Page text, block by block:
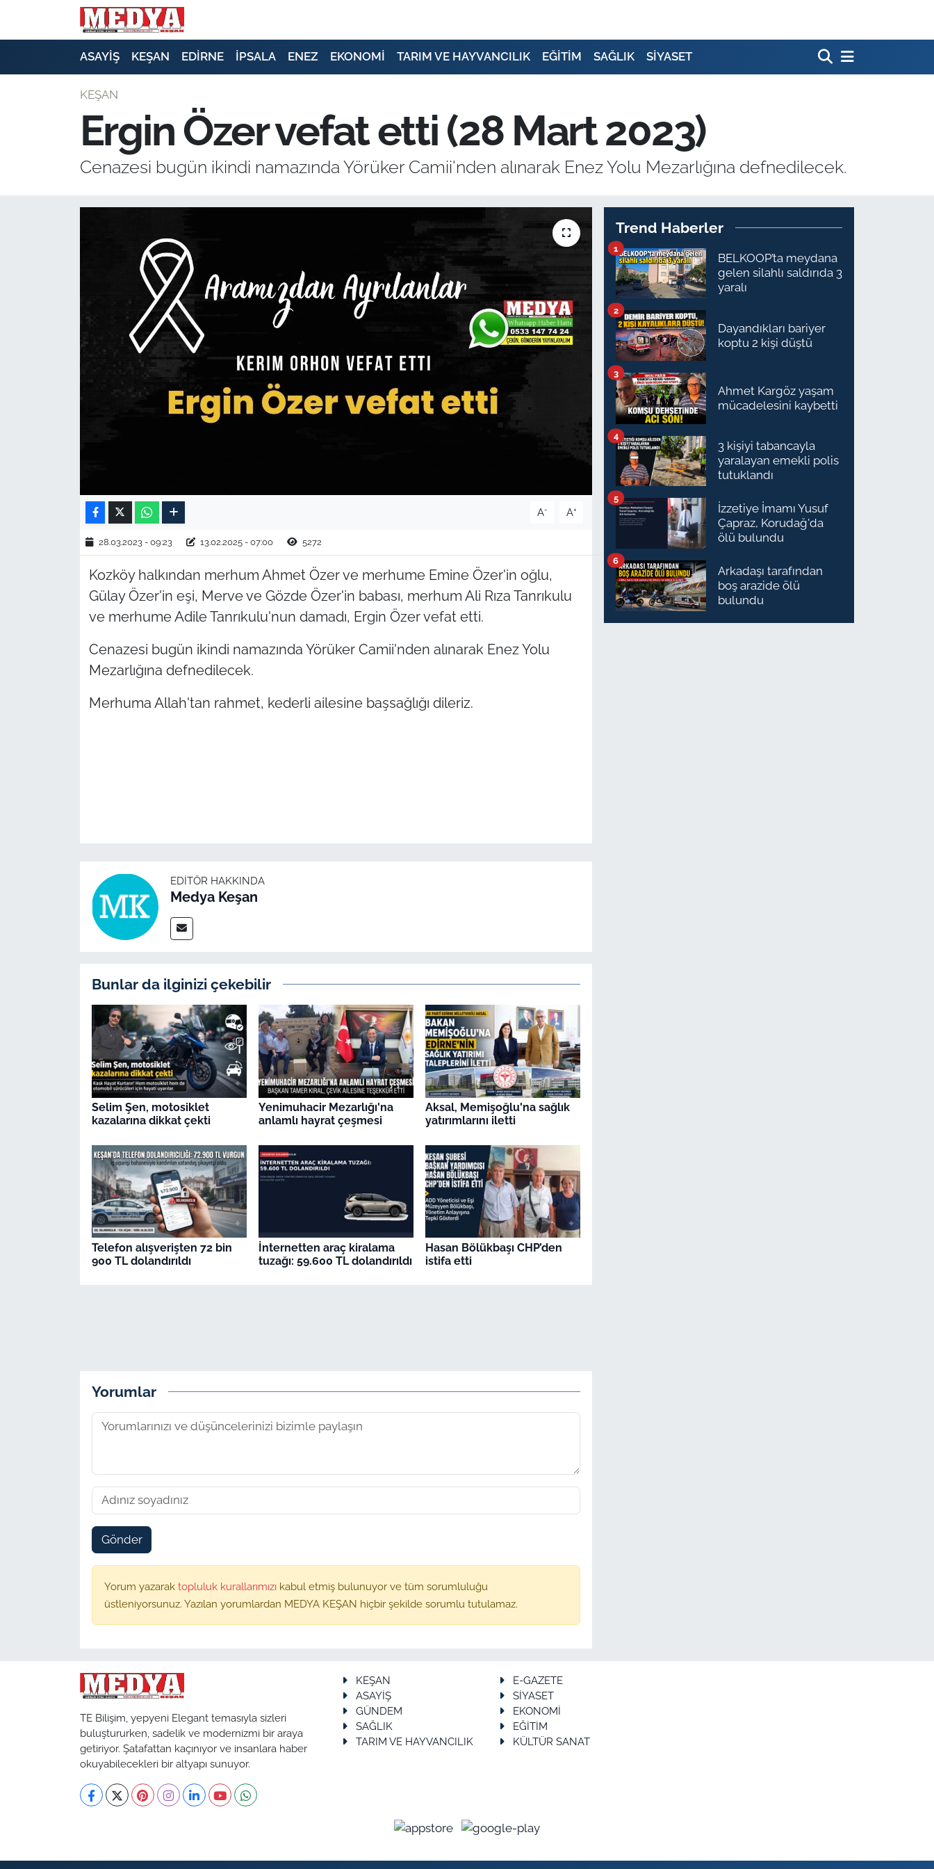
ASAYİŞ KEŞAN EDİRNE İPSALA ENEZ EKONOMİ TARIM VE HAYVANCILIK EĞİTİM SAĞLIK SİYASET
KEŞAN
Ergin Özer vefat etti (28 Mart 2023)
Cenazesi bugün ikindi namazında Yörüker Camii'nden alınarak Enez Yolu Mezarlığına defnedilecek.
A- A+
28.03.2023 - 09:23 13.02.2025 - 07:00 5272
Kozköy halkından merhum Ahmet Özer ve merhume Emine Özer'in oğlu,
Gülay Özer'in eşi, Merve ve Gözde Özer'in babası, merhum Ali Rıza Tanrıkulu
ve merhume Adile Tanrıkulu'nun damadı, Ergin Özer vefat etti.
Cenazesi bugün ikindi namazında Yörüker Camii'nden alınarak Enez Yolu
Mezarlığına defnedilecek.
Merhuma Allah'tan rahmet, kederli ailesine başsağlığı dileriz.
EDITÖR HAKKINDA
Medya Keşan
Bunlar da ilginizi çekebilir
Selim Şen, motosiklet
kazalarına dikkat çekti
Yenimuhacir Mezarlığı'na
anlamlı hayrat çeşmesi
Aksal, Memişoğlu'na sağlık
yatırımlarını iletti
Telefon alışverişten 72 bin
900 TL dolandırıldı
İnternetten araç kiralama
tuzağı: 59.600 TL dolandırıldı
Hasan Bölükbaşı CHP’den
istifa etti
Yorumlar
Gönder
Yorum yazarak topluluk kurallarımızı kabul etmiş bulunuyor ve tüm sorumluluğu
üstleniyorsunuz. Yazılan yorumlardan MEDYA KEŞAN hiçbir şekilde sorumlu tutulamaz.
Trend Haberler
BELKOOP’ta meydana
gelen silahlı saldırıda 3
yaralı
1
Dayandıkları bariyer
koptu 2 kişi düştü
2
Ahmet Kargöz yaşam
mücadelesini kaybetti
3
3 kişiyi tabancayla
yaralayan emekli polis
tutuklandı
4
İzzetiye İmamı Yusuf
Çapraz, Korudağ'da
ölü bulundu
5
Arkadaşı tarafından
boş arazide ölü
bulundu
6
TE Bilişim, yepyeni Elegant temasıyla sizleri
buluştururken, sadelik ve modernizmi bir araya
getiriyor. Şatafattan kaçınıyor ve insanlara haber
okuyabilecekleri bir altyapı sunuyor.
KEŞAN
E-GAZETE
ASAYİŞ
SİYASET
GÜNDEM
EKONOMİ
SAĞLIK
EĞİTİM
TARIM VE HAYVANCILIK
KÜLTÜR SANAT
E-GAZETE
SİYASET
TARIM VE HAYVANCILIK
KÜLTÜR SANAT
TEKİRDAĞ
ÇANAKKALE
TÜRKİYE
English News
Gündem-Eğitim